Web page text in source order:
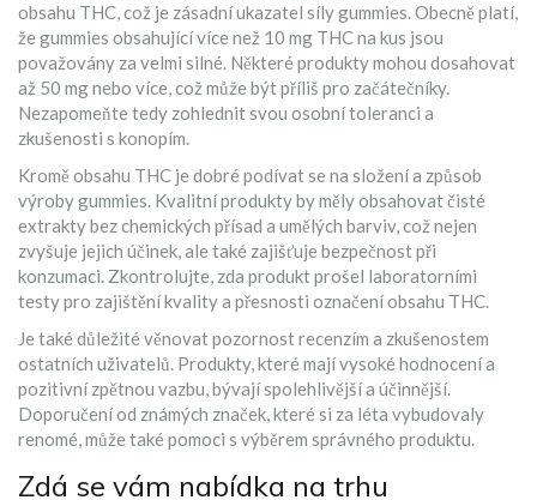
obsahu THC, což je zásadní ukazatel síly gummies. Obecně platí,
že gummies obsahující více než 10 mg THC na kus jsou
považovány za velmi silné. Některé produkty mohou dosahovat
až 50 mg nebo více, což může být příliš pro začátečníky.
Nezapomeňte tedy zohlednit svou osobní toleranci a
zkušenosti s konopím.
Kromě obsahu THC je dobré podívat se na složení a způsob
výroby gummies. Kvalitní produkty by měly obsahovat čisté
extrakty bez chemických přísad a umělých barviv, což nejen
zvyšuje jejich účinek, ale také zajišťuje bezpečnost při
konzumaci. Zkontrolujte, zda produkt prošel laboratorními
testy pro zajištění kvality a přesnosti označení obsahu THC.
Je také důležité věnovat pozornost recenzím a zkušenostem
ostatních uživatelů. Produkty, které mají vysoké hodnocení a
pozitivní zpětnou vazbu, bývají spolehlivější a účinnější.
Doporučení od známých značek, které si za léta vybudovaly
renomé, může také pomoci s výběrem správného produktu.
Zdá se vám nabídka na trhu